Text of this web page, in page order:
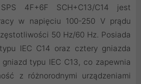
4F+6F SCH+C13/C14 jest
w napięciu 100-250 V prądu
50 Hz/60 Hz. Posiada
IEC C14 oraz cztery gniazda
typu IEC C13, co zapewnia
z różnorodnymi urządzeniami